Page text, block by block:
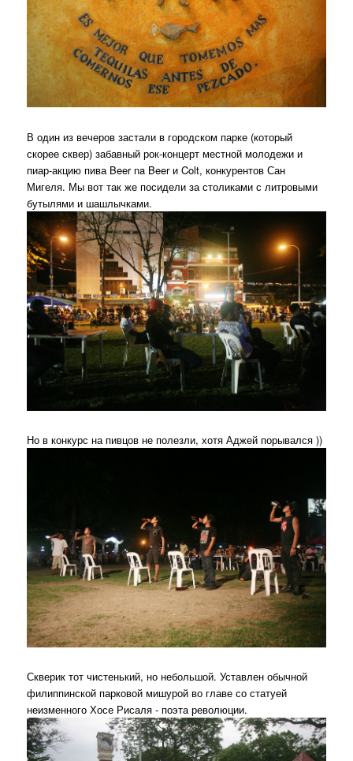
В один из вечеров застали в городском парке (который
скорее сквер) забавный рок-концерт местной молодежи и
пиар-акцию пива Beer na Beer и Colt, конкурентов Сан
Мигеля. Мы вот так же посидели за столиками с литровыми
бутылями и шашлычками.
Но в конкурс на пивцов не полезли, хотя Аджей порывался ))
Скверик тот чистенький, но небольшой. Уставлен обычной
филиппинской парковой мишурой во главе со статуей
неизменного Хосе Рисаля - поэта революции.